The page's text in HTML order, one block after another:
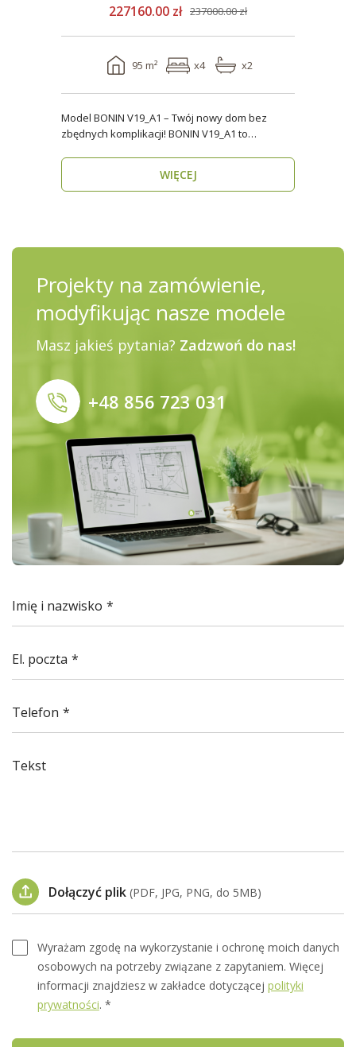
227160.00 zł 237000.00 zł
95 m² x4 x2
Model BONIN V19_A1 – Twój nowy dom bez
zbędnych komplikacji! BONIN V19_A1 to
WIĘCEJ
Projekty na zamówienie,
modyfikując nasze modele
Masz jakieś pytania? Zadzwoń do nas!
+48 856 723 031
Imię i nazwisko
El. poczta
Telefon
Tekst
Dołączyć plik (PDF, JPG, PNG, do 5MB)
Wyrażam zgodę na wykorzystanie i ochronę moich danych
osobowych na potrzeby związane z zapytaniem. Więcej
informacji znajdziesz w zakładce dotyczącej polityki
prywatności. *